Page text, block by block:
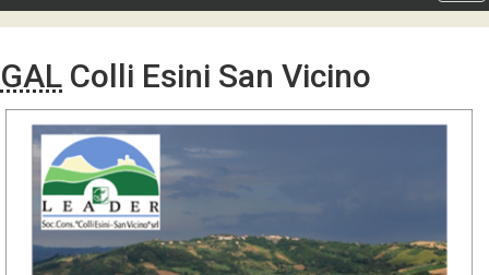
GAL Colli Esini San Vicino